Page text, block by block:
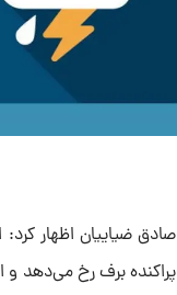
پراکنده برف رخ می‌دهد و